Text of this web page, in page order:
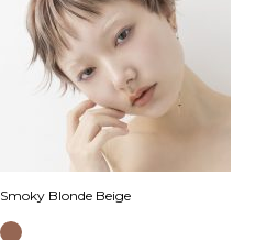
Smoky Blonde Beige